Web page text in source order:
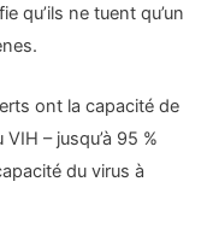
qu’ils ne tuent qu’un
ont la capacité de
– jusqu’à 95 %
du virus à